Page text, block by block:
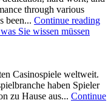
through various
been... Continue reading
Sie wissen müssen
Casinospiele weltweit.
haben Spieler
zu Hause aus... Continue